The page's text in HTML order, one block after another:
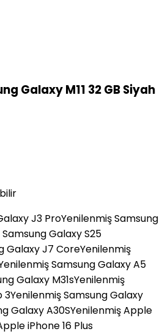
Galaxy M11 32 GB Siyah
J3 ProYenilenmiş Samsung
Galaxy S25
Galaxy J7 CoreYenilenmiş
Samsung Galaxy A5
Galaxy M31sYenilenmiş
3Yenilenmiş Samsung Galaxy
Galaxy A30SYenilenmiş Apple
iPhone 16 Plus